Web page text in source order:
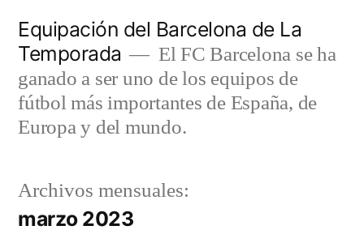
contenido
Equipación del Barcelona de La
Temporada
El FC Barcelona se ha
ganado a ser uno de los equipos de
fútbol más importantes de España, de
Europa y del mundo.
Archivos mensuales:
marzo 2023